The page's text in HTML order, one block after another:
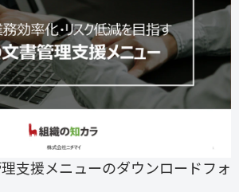
支援メニューのダウンロードフォ